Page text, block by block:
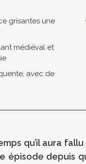
grisantes une
médiéval et
avec de
qu’il aura
épisode depuis